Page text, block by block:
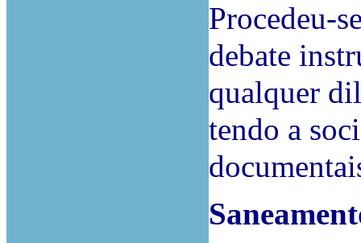
Procedeu-
debate
qualquer
tendo a